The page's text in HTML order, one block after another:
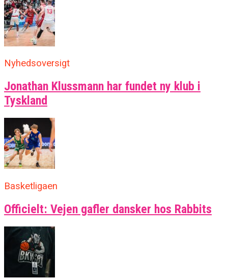
Nyhedsoversigt
Jonathan Klussmann har fundet ny klub i
Tyskland
Basketligaen
Officielt: Vejen gafler dansker hos Rabbits